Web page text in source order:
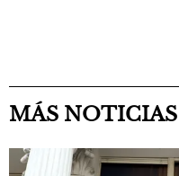
MÁS NOTICIAS